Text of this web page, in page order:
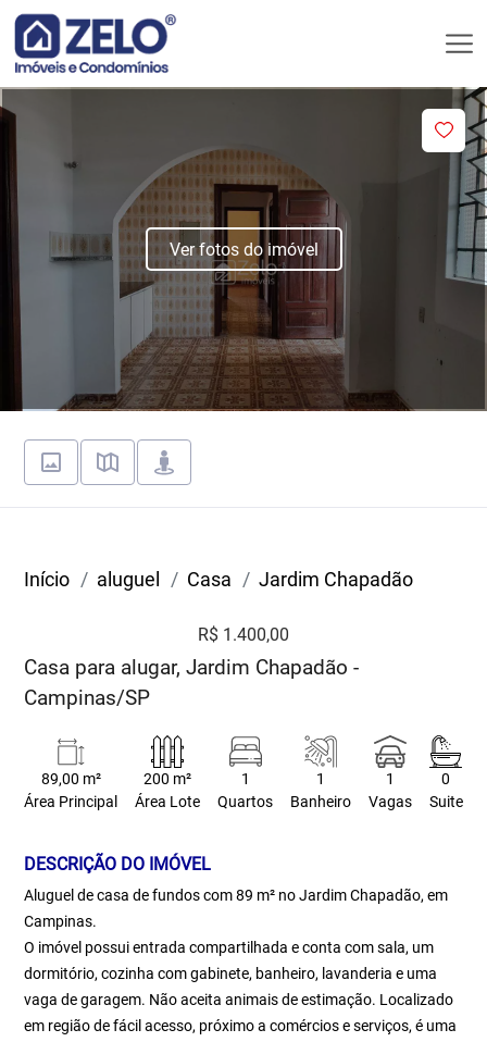
Ver fotos do imóvel
Início aluguel Casa Jardim Chapadão
R$ 1.400,00
Casa para alugar, Jardim Chapadão -
Campinas/SP
89,00 m²
Área Principal
200 m²
Área Lote
1
Quartos
1
Banheiro
1
Vagas
0
Suite
DESCRIÇÃO DO IMÓVEL
Aluguel de casa de fundos com 89 m² no Jardim Chapadão, em
Campinas.
O imóvel possui entrada compartilhada e conta com sala, um
dormitório, cozinha com gabinete, banheiro, lavanderia e uma
vaga de garagem. Não aceita animais de estimação. Localizado
em região de fácil acesso, próximo a comércios e serviços, é uma